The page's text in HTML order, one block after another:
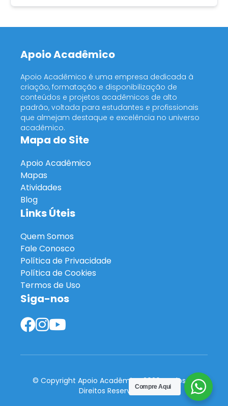
Compre Aqui
Apoio Acadêmico
Apoio Acadêmico é uma empresa dedicada à
criação, formatação e disponibilização de
conteúdos e projetos acadêmicos de alto
padrão, voltada para estudantes e profissionais
que almejam destaque e excelência no universo
acadêmico.
Mapa do Site
Apoio Acadêmico
Mapas
Atividades
Blog
Links Úteis
Quem Somos
Fale Conosco
Política de Privacidade
Política de Cookies
Termos de Uso
Siga-nos
© Copyright Apoio Acadêmico 2026. Todos os
Direitos Reservados.